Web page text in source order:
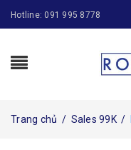
Hotline: 091 995 8778
Trang chủ / Sales 99K /